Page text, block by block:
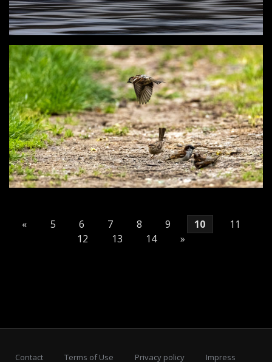
« 5 6 7 8 9 10
11
12
13 14 »
Contact Terms of Use Privacy policy Impress